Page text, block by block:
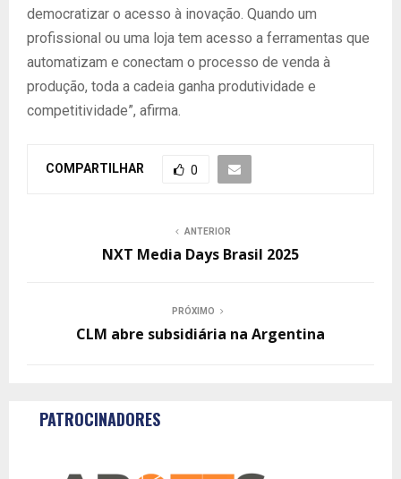
democratizar o acesso à inovação. Quando um
profissional ou uma loja tem acesso a ferramentas que
automatizam e conectam o processo de venda à
produção, toda a cadeia ganha produtividade e
competitividade”, afirma.
COMPARTILHAR 0
ANTERIOR
NXT Media Days Brasil 2025
PRÓXIMO
CLM abre subsidiária na Argentina
PATROCINADORES